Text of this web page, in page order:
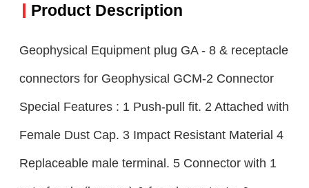
Product Description
Geophysical Equipment plug GA - 8 & receptacle
connectors for Geophysical GCM-2 Connector
Special Features : 1 Push-pull fit. 2 Attached with
Female Dust Cap. 3 Impact Resistant Material 4
Replaceable male terminal. 5 Connector with 1